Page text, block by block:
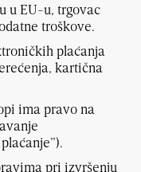
u EU-u, trgovac
troškove.
plaćanja
kartična
ima pravo na
pri izvršenju